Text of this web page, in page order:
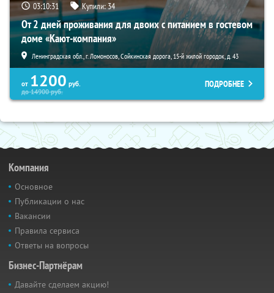
03:10:29 Купили:34
От 2 дней проживания для двоих с питанием в гостевом
доме «Кают-компания»
Ленинградская обл., г. Ломоносов, Сойкинская дорога, 15-й жилой городок, д. 43
от 1200 руб.
до14900руб.
ПОДРОБНЕЕ
Компания
Основное
Публикации о нас
Вакансии
Правила сервиса
Ответы на вопросы
Бизнес-Партнёрам
Давайте сделаем акцию!